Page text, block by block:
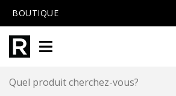
BOUTIQUE